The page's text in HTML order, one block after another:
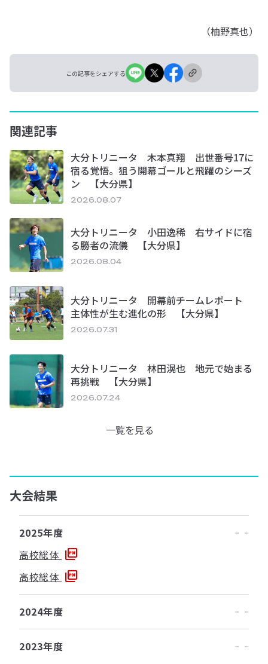
（柚野真也）
この記事をシェアする
関連記事
大分トリニータ 木本真翔 出世番号17に
宿る覚悟。狙う開幕ゴールと飛躍のシーズ
ン 【大分県】
2026.08.07
大分トリニータ 小田逸稀 右サイドに宿
る勝者の流儀 【大分県】
2026.08.04
大分トリニータ 開幕前チームレポート
主体性が生む進化の形 【大分県】
2026.07.31
大分トリニータ 林田滉也 地元で始まる
再挑戦 【大分県】
2026.07.24
一覧を見る
大会結果
2025年度
高校総体
高校総体
2024年度
2023年度